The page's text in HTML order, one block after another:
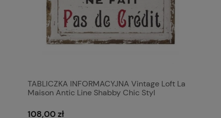
TABLICZKA INFORMACYJNA Vintage Loft La
Maison Antic Line Shabby Chic Styl
108,00 zł